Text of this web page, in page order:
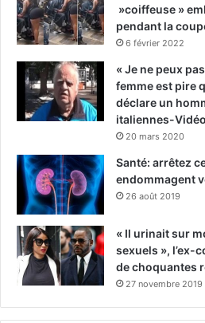
»coiffeuse »
pendant la
6 février 2022
« Je ne peux
femme est pire
déclare un
italiennes-Vidéo
20 mars 2020
Santé: arrêtez
endommagent
26 août 2019
« Il urinait sur
sexuels », l’ex-
de choquantes
27 novembre 2019